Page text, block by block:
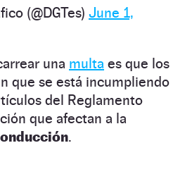
(@DGTes) June 1,
una multa es que los
que se está incumpliendo
del Reglamento
que afectan a la
.